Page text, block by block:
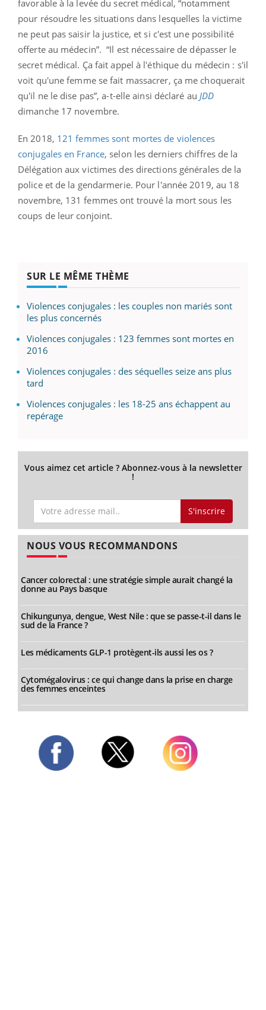
favorable à la levée du secret médical, “notamment
pour résoudre les situations dans lesquelles la victime
ne peut pas saisir la justice, et si c'est une possibilité
offerte au médecin”. “Il est nécessaire de dépasser le
secret médical. Ça fait appel à l'éthique du médecin : s'il
voit qu'une femme se fait massacrer, ça me choquerait
qu'il ne le dise pas”, a-t-elle ainsi déclaré au JDD
dimanche 17 novembre.
En 2018, 121 femmes sont mortes de violences
conjugales en France, selon les derniers chiffres de la
Délégation aux victimes des directions générales de la
police et de la gendarmerie. Pour l'année 2019, au 18
novembre, 131 femmes ont trouvé la mort sous les
coups de leur conjoint.
SUR LE MÊME THÈME
Violences conjugales : les couples non mariés sont
les plus concernés
Violences conjugales : 123 femmes sont mortes en
2016
Violences conjugales : des séquelles seize ans plus
tard
Violences conjugales : les 18-25 ans échappent au
repérage
Vous aimez cet article ? Abonnez-vous à la newsletter
!
S'inscrire
NOUS VOUS RECOMMANDONS
Cancer colorectal : une stratégie simple aurait changé la
donne au Pays basque
Chikungunya, dengue, West Nile : que se passe-t-il dans le
sud de la France ?
Les médicaments GLP-1 protègent-ils aussi les os ?
Cytomégalovirus : ce qui change dans la prise en charge
des femmes enceintes